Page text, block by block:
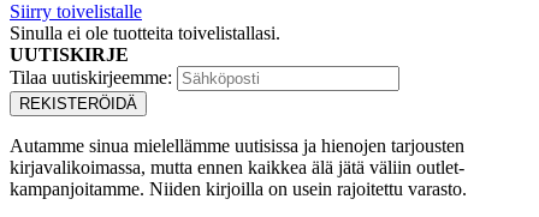
Siirry toivelistalle
Sinulla ei ole tuotteita toivelistallasi.
UUTISKIRJE
Tilaa uutiskirjeemme:
REKISTERÖIDÄ
Autamme sinua mielellämme uutisissa ja hienojen tarjousten
kirjavalikoimassa, mutta ennen kaikkea älä jätä väliin outlet-
kampanjoitamme. Niiden kirjoilla on usein rajoitettu varasto.